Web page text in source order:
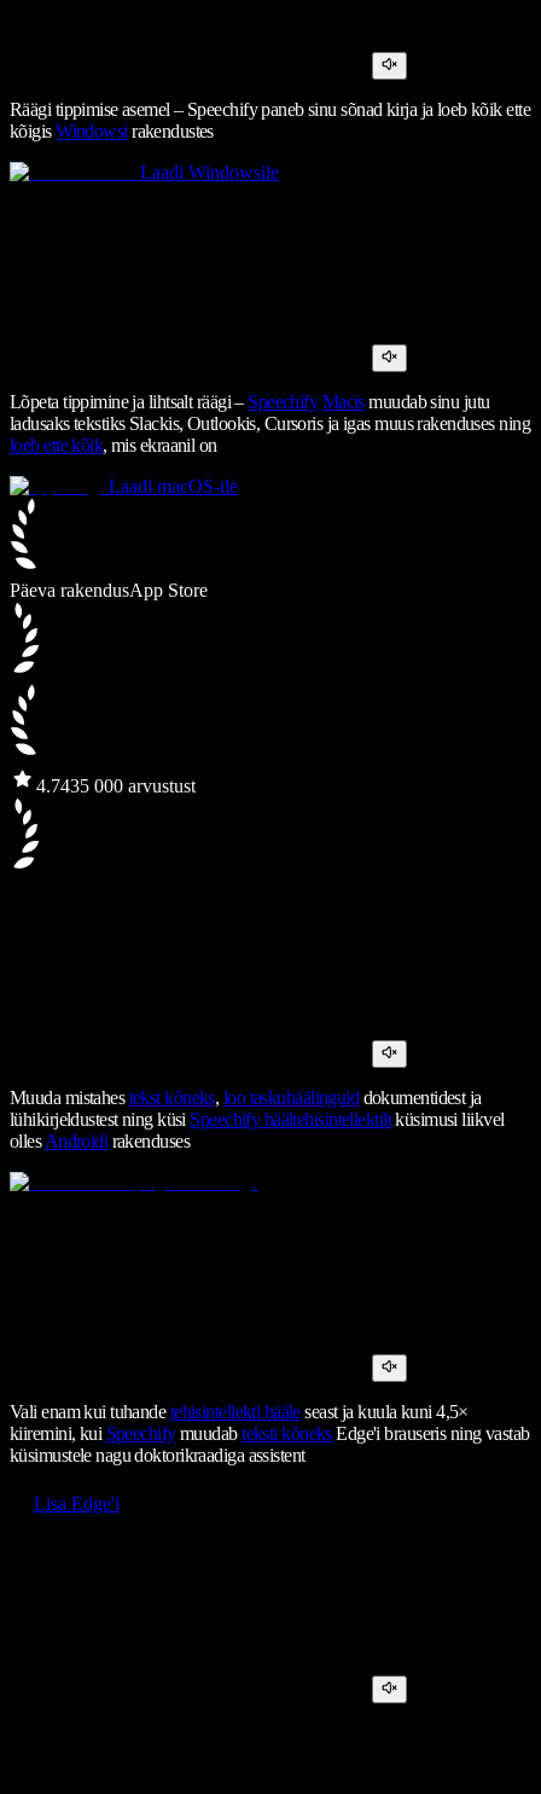
Räägi tippimise asemel – Speechify paneb sinu sõnad kirja ja loeb kõik ette
kõigisWindowsi rakendustes
Laadi Windowsile
Lõpeta tippimine ja lihtsalt räägi – Speechify Macismuudab sinu jutu
ladusaks tekstiks Slackis, Outlookis, Cursoris ja igas muus rakenduses ning
loeb ette kõik, mis ekraanil on
Laadi macOS-ile
Päeva rakendusApp Store
4.7435 000 arvustust
Muuda mistahestekst kõneks, loo taskuhäälinguid dokumentidest ja
lühikirjeldustest ning küsi Speechify häältehisintellektiltküsimusi liikvel
ollesAndroidi rakenduses
Vali enam kui tuhandetehisintellekti hääleseast ja kuula kuni 4,5×
kiiremini, kui Speechifymuudabteksti kõneksEdge'i brauseris ning vastab
küsimustele nagu doktorikraadiga assistent
Lisa Edge'i